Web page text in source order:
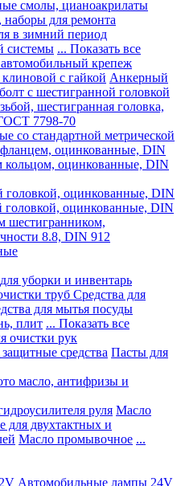
смолы, цианоакрилаты
наборы для ремонта
в зимний период
системы ... Показать все
крепеж
с гайкой Анкерный
с шестигранной головкой
шестигранная головка,
7798-70
со стандартной метрической
оцинкованные, DIN
кольцом, оцинкованные, DIN
головкой, оцинкованные, DIN
головкой, оцинкованные, DIN
шестигранником,
8.8, DIN 912
уборки и инвентарь
труб Средства для
для мытья посуды
плит ... Показать все
очистки рук
средства Пасты для
масло, антифризы и
руля Масло
для двухтактных и
Масло промывочное ...
Автомобильные лампы 24V